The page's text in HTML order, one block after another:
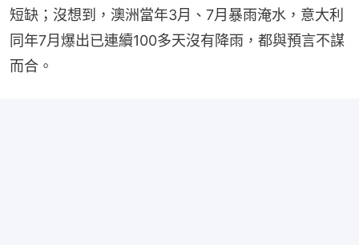
短缺；沒想到，澳洲當年3月、7月暴雨淹水，意大利
同年7月爆出已連續100多天沒有降雨，都與預言不謀
而合。